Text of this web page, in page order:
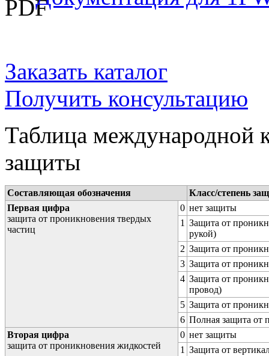
Заказать каталог
Получить консультацию
Таблица международной
защиты
Составляющая обозначения
Класс/степень
Первая цифра
защита от проникновения твердых
частиц
0 нет защиты
1 Защита от
рукой)
2 Защита от
3 Защита от
4 Защита от
провод)
5 Защита от
6 Полная защита от
Вторая цифра
защита от проникновения жидкостей
0 нет защиты
1 Защита от